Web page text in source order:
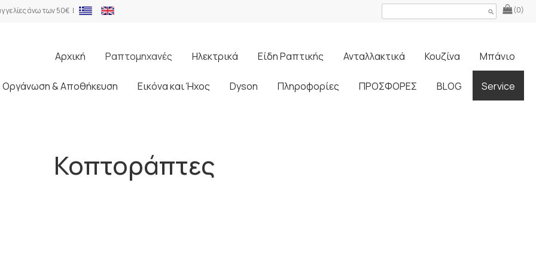
άνω των 50€ | (0)
search
Αρχική
Ραπτομηχανές Ηλεκτρικά Είδη Ραπτικής Ανταλλακτικά Κουζίνα Μπάνιο
Οργάνωση & Αποθήκευση Εικόνα και Ήχος Dyson Πληροφορίες ΠΡΟΣΦΟΡΕΣ BLOG Service
Κοπτοράπτες